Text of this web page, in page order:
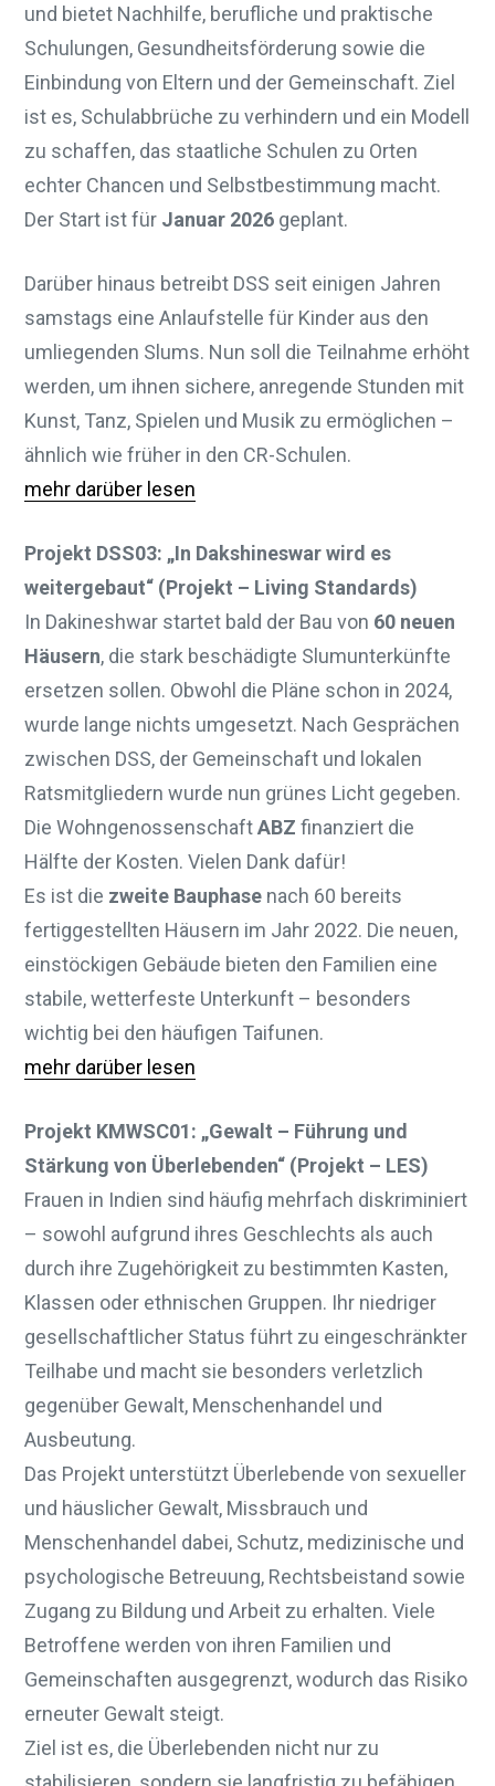
und bietet Nachhilfe, berufliche und praktische
Schulungen, Gesundheitsförderung sowie die
Einbindung von Eltern und der Gemeinschaft. Ziel
ist es, Schulabbrüche zu verhindern und ein Modell
zu schaffen, das staatliche Schulen zu Orten
echter Chancen und Selbstbestimmung macht.
Der Start ist für Januar 2026 geplant.
Darüber hinaus betreibt DSS seit einigen Jahren
samstags eine Anlaufstelle für Kinder aus den
umliegenden Slums. Nun soll die Teilnahme erhöht
werden, um ihnen sichere, anregende Stunden mit
Kunst, Tanz, Spielen und Musik zu ermöglichen –
ähnlich wie früher in den CR-Schulen.
mehr darüber lesen
Projekt DSS03: „In Dakshineswar wird es
weitergebaut“ (Projekt – Living Standards)
In Dakineshwar startet bald der Bau von 60 neuen
Häusern, die stark beschädigte Slumunterkünfte
ersetzen sollen. Obwohl die Pläne schon in 2024,
wurde lange nichts umgesetzt. Nach Gesprächen
zwischen DSS, der Gemeinschaft und lokalen
Ratsmitgliedern wurde nun grünes Licht gegeben.
Die WohngenossenschaftABZ finanziert die
Hälfte der Kosten. Vielen Dank dafür!
Es ist die zweite Bauphase nach 60 bereits
fertiggestellten Häusern im Jahr 2022. Die neuen,
einstöckigen Gebäude bieten den Familien eine
stabile, wetterfeste Unterkunft – besonders
wichtig bei den häufigen Taifunen.
mehr darüber lesen
Projekt KMWSC01: „Gewalt – Führung und
Stärkung von Überlebenden“ (Projekt – LES)
Frauen in Indien sind häufig mehrfach diskriminiert
– sowohl aufgrund ihres Geschlechts als auch
durch ihre Zugehörigkeit zu bestimmten Kasten,
Klassen oder ethnischen Gruppen. Ihr niedriger
gesellschaftlicher Status führt zu eingeschränkter
Teilhabe und macht sie besonders verletzlich
gegenüber Gewalt, Menschenhandel und
Ausbeutung.
Das Projekt unterstützt Überlebende von sexueller
und häuslicher Gewalt, Missbrauch und
Menschenhandel dabei, Schutz, medizinische und
psychologische Betreuung, Rechtsbeistand sowie
Zugang zu Bildung und Arbeit zu erhalten. Viele
Betroffene werden von ihren Familien und
Gemeinschaften ausgegrenzt, wodurch das Risiko
erneuter Gewalt steigt.
Ziel ist es, die Überlebenden nicht nur zu